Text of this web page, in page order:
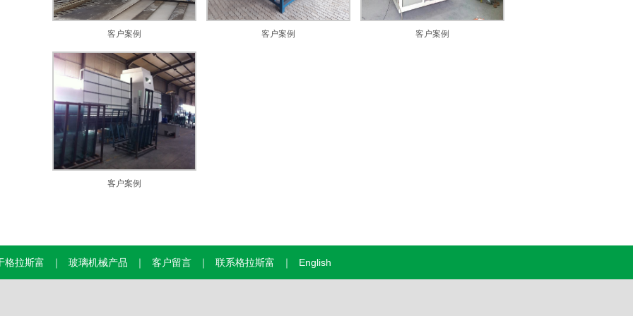
客户案例 客户案例 客户案例
客户案例
格拉斯富 ｜ 玻璃机械产品 ｜ 客户留言 ｜ 联系格拉斯富 ｜ English